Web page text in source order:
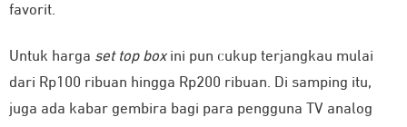
favorit.
Untuk harga set top boxini pun cukup terjangkau mulai
dari Rp100 ribuan hingga Rp200 ribuan. Di samping itu,
juga ada kabar gembira bagi para pengguna TV analog